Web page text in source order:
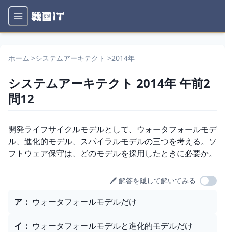
ホーム >システムアーキテクト >2014年
システムアーキテクト 2014年午前2
問12
問題文
開発ライフサイクルモデルとして、ウォータフォールモデ
ル、進化的モデル、スパイラルモデルの三つを考える。ソ
フトウェア保守は、どのモデルを採用したときに必要か。
🖊️ 解答を隠して解いてみる
選択肢
ア ： ウォータフォールモデルだけ
イ ： ウォータフォールモデルと進化的モデルだけ